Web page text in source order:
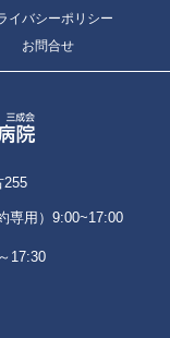
イバシーポリシー
お問合せ
255
専用）9:00~17:00
17:30